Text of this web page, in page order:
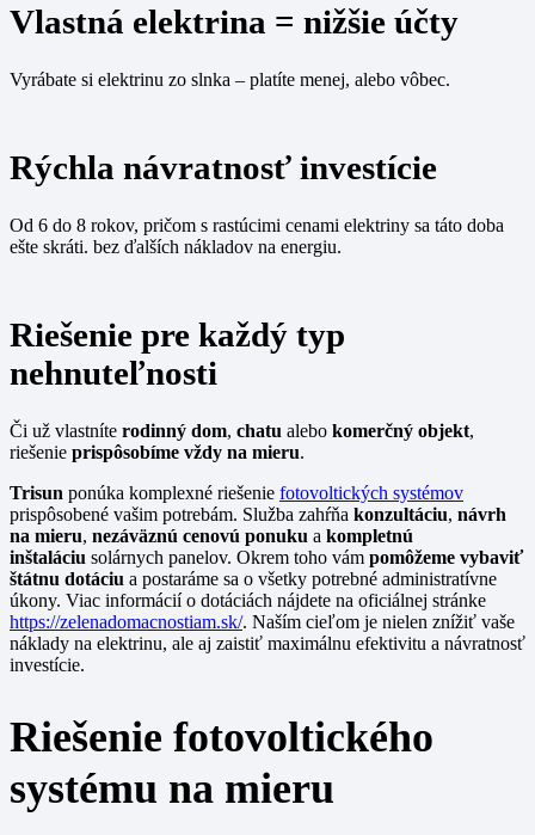
Vlastná elektrina = nižšie účty
Vyrábate si elektrinu zo slnka – platíte menej, alebo vôbec.
Rýchla návratnosť investície
Od 6 do 8 rokov, pričom s rastúcimi cenami elektriny sa táto doba
ešte skráti. bez ďalších nákladov na energiu.
Riešenie pre každý typ
nehnuteľnosti
Či už vlastníte rodinný dom, chatu alebo komerčný objekt,
riešenie prispôsobíme vždy na mieru.
Trisun ponúka komplexné riešenie fotovoltických systémov
prispôsobené vašim potrebám. Služba zahŕňa konzultáciu, návrh
na mieru, nezáväznú cenovú ponuku a kompletnú
inštaláciu solárnych panelov. Okrem toho vám pomôžeme vybaviť
štátnu dotáciu a postaráme sa o všetky potrebné administratívne
úkony. Viac informácií o dotáciách nájdete na oficiálnej stránke
https://zelenadomacnostiam.sk/. Naším cieľom je nielen znížiť vaše
náklady na elektrinu, ale aj zaistiť maximálnu efektivitu a návratnosť
investície.
Riešenie fotovoltického
systému na mieru